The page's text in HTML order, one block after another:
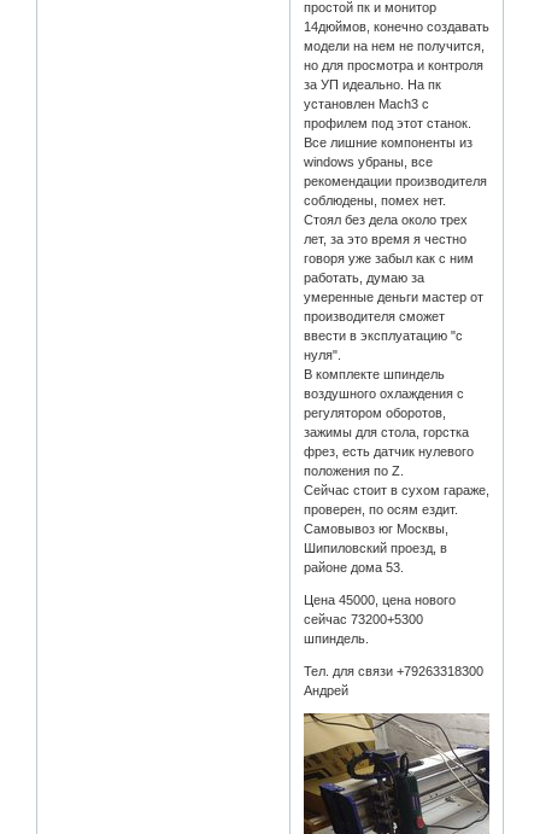
простой пк и монитор
14дюймов, конечно создавать
модели на нем не получится,
но для просмотра и контроля
за УП идеально. На пк
установлен Mach3 с
профилем под этот станок.
Все лишние компоненты из
windows убраны, все
рекомендации производителя
соблюдены, помех нет.
Стоял без дела около трех
лет, за это время я честно
говоря уже забыл как с ним
работать, думаю за
умеренные деньги мастер от
производителя сможет
ввести в эксплуатацию "с
нуля".
В комплекте шпиндель
воздушного охлаждения с
регулятором оборотов,
зажимы для стола, горстка
фрез, есть датчик нулевого
положения по Z.
Сейчас стоит в сухом гараже,
проверен, по осям ездит.
Самовывоз юг Москвы,
Шипиловский проезд, в
районе дома 53.
Цена 45000, цена нового
сейчас 73200+5300
шпиндель.
Тел. для связи +79263318300
Андрей